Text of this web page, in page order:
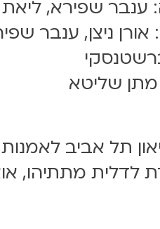
ענבר שפירא,
אורן ניצן, ענבר
מתן שליטא
תל אביב
לדלית מתתיהו,